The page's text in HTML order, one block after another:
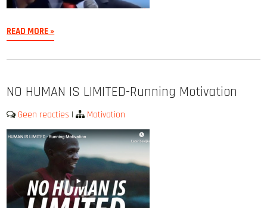
READ MORE »
NO HUMAN IS LIMITED-Running Motivation
Geen reacties | Motivation